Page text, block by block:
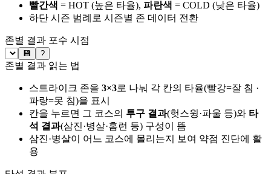
빨간색 = HOT (높은 타율), 파란색 = COLD (낮은 타율)
하단 시즌 범례로 시즌별 존 데이터 전환
존별 결과 포수 시점
💾 ?
존별 결과 읽는 법
스트라이크 존을 3×3로 나눠 각 칸의 타율(빨강=잘 침 ·
파랑=못 침)을 표시
칸을 누르면 그 코스의 투구 결과(헛스윙·파울 등)와 타
석 결과(삼진·병살·홈런 등) 구성이 뜸
삼진·병살이 어느 코스에 몰리는지 보여 약점 진단에 활
용